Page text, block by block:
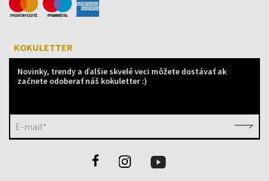
KOKULETTER
Novinky, trendy a ďalšie skvelé veci môžete dostávať ak
začnete odoberať náš kokuletter :)
E-mail*